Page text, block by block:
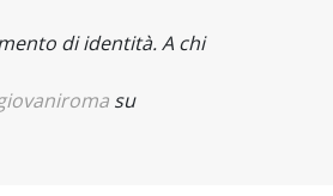
di identità. A chi
su